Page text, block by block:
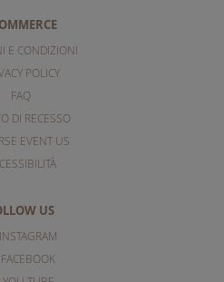
E CONDIZIONI
POLICY
FAQ
DI RECESSO
EVENT US
US
INSTAGRAM
FACEBOOK